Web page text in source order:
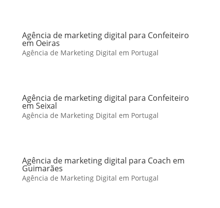
Agência de marketing digital para Confeiteiro
em Oeiras
Agência de Marketing Digital em Portugal
Agência de marketing digital para Confeiteiro
em Seixal
Agência de Marketing Digital em Portugal
Agência de marketing digital para Coach em
Guimarães
Agência de Marketing Digital em Portugal